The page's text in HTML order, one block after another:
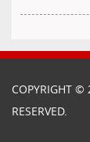
COPYRIGHT ©
RESERVED.